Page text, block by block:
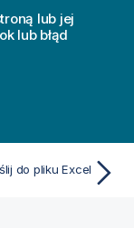
lub jej
lub błąd
do pliku Excel